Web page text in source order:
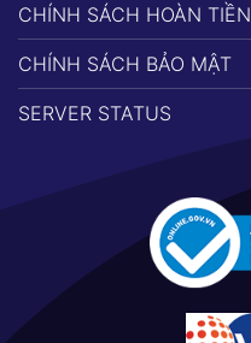
CHÍNH SÁCH HOÀN TIỀN
CHÍNH SÁCH BẢO MẬT
SERVER STATUS